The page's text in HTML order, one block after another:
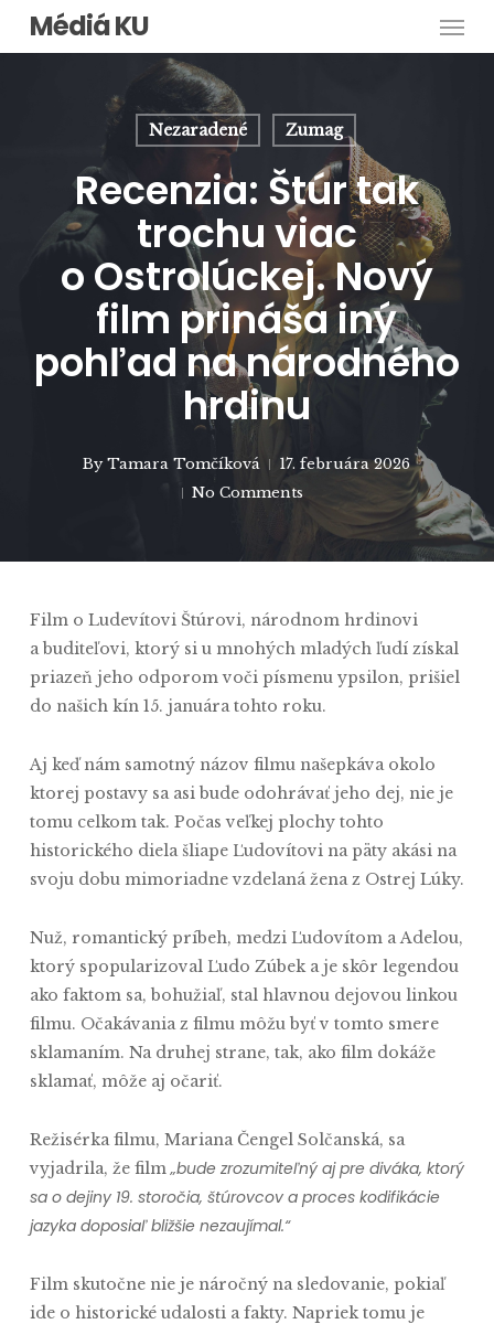
SkipMédiá KU
Nezaradené Zumag
Recenzia: Štúr tak
trochu viac
o Ostrolúckej. Nový
film prináša iný
pohľad na národného
hrdinu
By Tamara Tomčíková
17. februára 2026
No Comments
Film o Ludevítovi Štúrovi, národnom hrdinovi
a buditeľovi, ktorý si u mnohých mladých ľudí získal
priazeň jeho odporom voči písmenu ypsilon, prišiel
do našich kín 15. januára tohto roku.
Aj keď nám samotný názov filmu našepkáva okolo
ktorej postavy sa asi bude odohrávať jeho dej, nie je
tomu celkom tak. Počas veľkej plochy tohto
historického diela šliape Ľudovítovi na päty akási na
svoju dobu mimoriadne vzdelaná žena z Ostrej Lúky.
Nuž, romantický príbeh, medzi Ľudovítom a Adelou,
ktorý spopularizoval Ľudo Zúbek a je skôr legendou
ako faktom sa, bohužiaľ, stal hlavnou dejovou linkou
filmu. Očakávania z filmu môžu byť v tomto smere
sklamaním. Na druhej strane, tak, ako film dokáže
sklamať, môže aj očariť.
Režisérka filmu, Mariana Čengel Solčanská, sa
vyjadrila, že film„bude zrozumiteľný aj pre diváka, ktorý
sa o dejiny 19. storočia, štúrovcov a proces kodifikácie
jazyka doposiaľ bližšie nezaujímal.“
Film skutočne nie je náročný na sledovanie, pokiaľ
ide o historické udalosti a fakty. Napriek tomu je